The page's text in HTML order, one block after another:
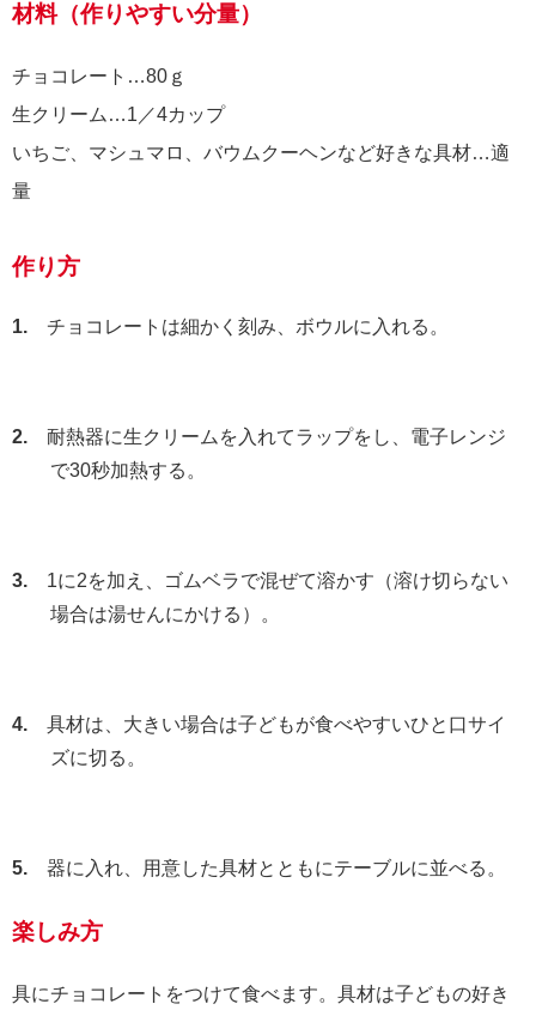
材料（作りやすい分量）
チョコレート…80ｇ
生クリーム…1／4カップ
いちご、マシュマロ、バウムクーヘンなど好きな具材…適
量
作り方
1. チョコレートは細かく刻み、ボウルに入れる。
2. 耐熱器に生クリームを入れてラップをし、電子レンジ
で30秒加熱する。
3. 1に2を加え、ゴムベラで混ぜて溶かす（溶け切らない
場合は湯せんにかける）。
4. 具材は、大きい場合は子どもが食べやすいひと口サイ
ズに切る。
5. 器に入れ、用意した具材とともにテーブルに並べる。
楽しみ方
具にチョコレートをつけて食べます。具材は子どもの好き